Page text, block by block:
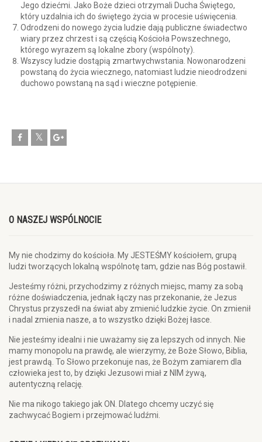
Jego dziećmi. Jako Boże dzieci otrzymali Ducha Świętego,
który uzdalnia ich do świętego życia w procesie uświęcenia.
Odrodzeni do nowego życia ludzie dają publiczne świadectwo
wiary przez chrzest i są częścią Kościoła Powszechnego,
którego wyrazem są lokalne zbory (wspólnoty).
Wszyscy ludzie dostąpią zmartwychwstania. Nowonarodzeni
powstaną do życia wiecznego, natomiast ludzie nieodrodzeni
duchowo powstaną na sąd i wieczne potępienie.
O NASZEJ WSPÓLNOCIE
My nie chodzimy do kościoła. My JESTEŚMY kościołem, grupą
ludzi tworzących lokalną wspólnotę tam, gdzie nas Bóg postawił.
Jesteśmy różni, przychodzimy z różnych miejsc, mamy za sobą
różne doświadczenia, jednak łączy nas przekonanie, że Jezus
Chrystus przyszedł na świat aby zmienić ludzkie życie. On zmienił
i nadal zmienia nasze, a to wszystko dzięki Bożej łasce.
Nie jesteśmy idealni i nie uważamy się za lepszych od innych. Nie
mamy monopolu na prawdę, ale wierzymy, że Boże Słowo, Biblia,
jest prawdą. To Słowo przekonuje nas, że Bożym zamiarem dla
człowieka jest to, by dzięki Jezusowi miał z NIM żywą,
autentyczną relację.
Nie ma nikogo takiego jak ON. Dlatego chcemy uczyć się
zachwycać Bogiem i przejmować ludźmi.